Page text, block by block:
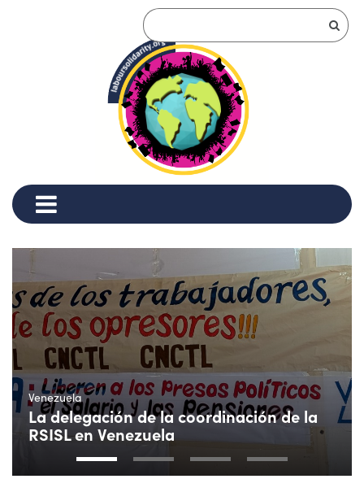
Venezuela
La delegación de la coordinación de la
RSISL en Venezuela
1 2 3